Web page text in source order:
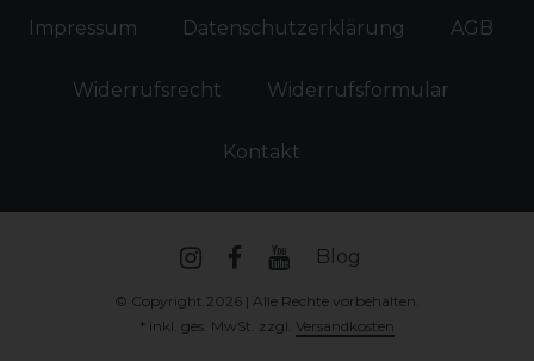
Impressum Daten­schutz­erklärung AGB
Widerrufs­recht Widerrufs­formular
Kontakt
Blog
© Copyright 2026 | Alle Rechte vorbehalten.
* inkl. ges. MwSt. zzgl. Versandkosten